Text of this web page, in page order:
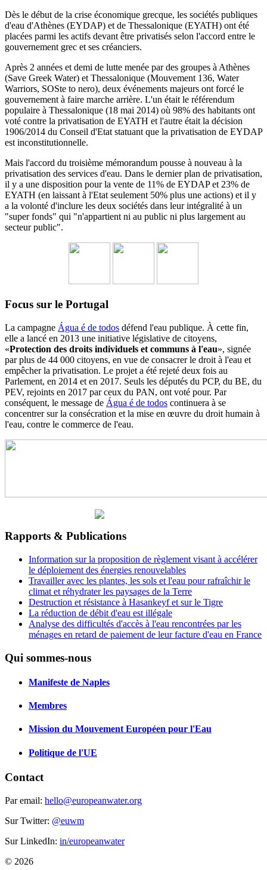
Dès le début de la crise économique grecque, les sociétés publiques
d'eau d'Athènes (EYDAP) et de Thessalonique (EYATH) ont été
placées parmi les actifs devant être privatisés selon l'accord entre le
gouvernement grec et ses créanciers.
Après 2 années et demi de lutte menée par des groupes à Athènes
(Save Greek Water) et Thessalonique (Mouvement 136, Water
Warriors, SOSte to nero), deux événements majeurs ont forcé le
gouvernement à faire marche arrière. L'un était le référendum
populaire à Thessalonique (18 mai 2014) où 98% des habitants ont
voté contre la privatisation de EYATH et l'autre était la décision
1906/2014 du Conseil d'Etat statuant que la privatisation de EYDAP
est inconstitutionnelle.
Mais l'accord du troisième mémorandum pousse à nouveau à la
privatisation des services d'eau. Dans le dernier plan de privatisation,
il y a une disposition pour la vente de 11% de EYDAP et 23% de
EYATH (en laissant à l'Etat seulement 50% plus une actions) et il y
a la volonté d'inclure les deux sociétés dans leur intégralité à un
"super fonds" qui "n'appartient ni au public ni plus largement au
secteur public".
Focus sur le Portugal
La campagne Água é de todos défend l'eau publique. À cette fin,
elle a lancé en 2013 une initiative législative de citoyens,
«Protection des droits individuels et communs à l'eau», signée
par plus de 44 000 citoyens, en vue de consacrer le droit à l'eau et
empêcher la privatisation. Le projet a été rejeté deux fois au
Parlement, en 2014 et en 2017. Seuls les députés du PCP, du BE, du
PEV, rejoints en 2017 par ceux du PAN, ont voté pour. Par
conséquent, le message de Água é de todos continuera à se
concentrer sur la consécration et la mise en œuvre du droit humain à
l'eau, contre le commerce de l'eau.
Rapports & Publications
Information sur la proposition de règlement visant à accélérer
le déploiement des énergies renouvelables
Travailler avec les plantes, les sols et l'eau pour rafraîchir le
climat et réhydrater les paysages de la Terre
Destruction et résistance à Hasankeyf et sur le Tigre
La réduction de débit d'eau est illégale
Analyse des difficultés d'accès à l'eau rencontrées par les
ménages en retard de paiement de leur facture d'eau en France
Qui sommes-nous
Manifeste de Naples
Membres
Mission du Mouvement Européen pour l'Eau
Politique de l'UE
Contact
Par email: hello@europeanwater.org
Sur Twitter: @euwm
Sur LinkedIn: in/europeanwater
© 2026